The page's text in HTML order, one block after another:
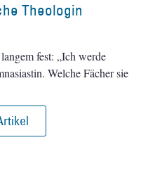
Theologin
fest: „Ich werde
Welche Fächer sie